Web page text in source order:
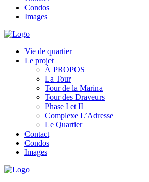
Condos
Images
Vie de quartier
Le projet
À PROPOS
La Tour
Tour de la Marina
Tour des Draveurs
Phase I et II
Complexe L’Adresse
Le Quartier
Contact
Condos
Images